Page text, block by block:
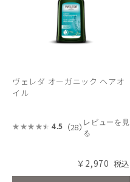
ヴェレダ オーガニック ヘアオ
イル
4.5 （28） レビューを見
る
￥2,970